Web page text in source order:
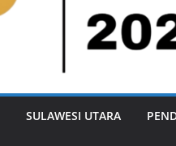
SULAWESI UTARA